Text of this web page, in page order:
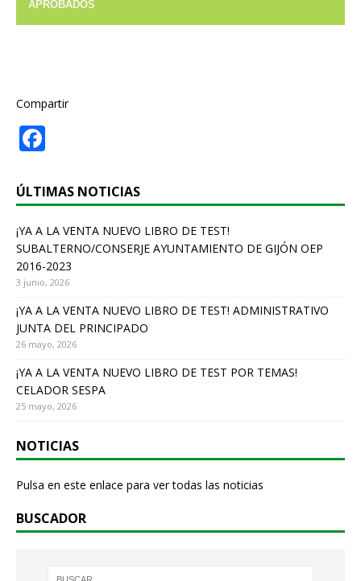
APROBADOS
Compartir
c
e
b
o
o
k
ÚLTIMAS NOTICIAS
¡YA A LA VENTA NUEVO LIBRO DE TEST!
SUBALTERNO/CONSERJE AYUNTAMIENTO DE GIJÓN OEP
2016-2023
3 junio, 2026
¡YA A LA VENTA NUEVO LIBRO DE TEST! ADMINISTRATIVO
JUNTA DEL PRINCIPADO
26 mayo, 2026
¡YA A LA VENTA NUEVO LIBRO DE TEST POR TEMAS!
CELADOR SESPA
25 mayo, 2026
NOTICIAS
Pulsa en este enlace para ver todas las noticias
BUSCADOR